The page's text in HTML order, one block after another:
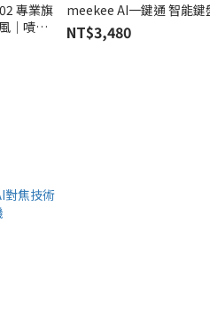
專業旗
｜嘖嘖
固二年
meekee AI一鍵通 智能鍵
NT$3,480